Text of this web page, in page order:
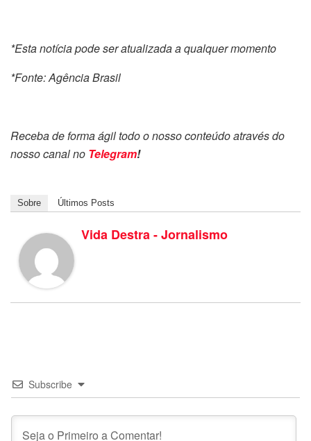
*Esta notícia pode ser atualizada a qualquer momento
*Fonte: Agência Brasil
Receba de forma ágil todo o nosso conteúdo através do
nosso canal no Telegram!
Sobre Últimos Posts
Vida Destra - Jornalismo
Subscribe